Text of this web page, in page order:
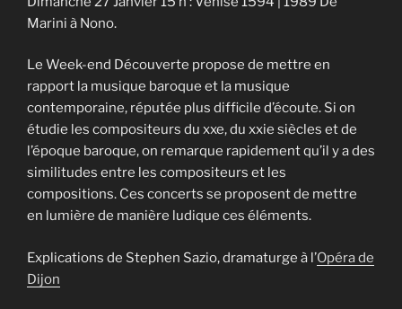
Marini à Nono.
Le Week-end Découverte propose de mettre en
rapport la musique baroque et la musique
contemporaine, réputée plus difficile d’écoute. Si on
étudie les compositeurs du xxe, du xxie siècles et de
l’époque baroque, on remarque rapidement qu’il y a des
similitudes entre les compositeurs et les
compositions. Ces concerts se proposent de mettre
en lumière de manière ludique ces éléments.
Explications de Stephen Sazio, dramaturge à l’Opéra de
Dijon